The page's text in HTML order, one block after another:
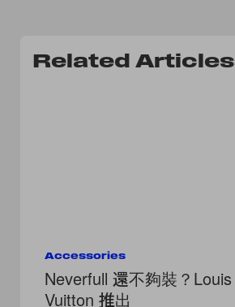
Related Articles
Accessories
Neverfull 還不夠裝？Louis
Vuitton 推出